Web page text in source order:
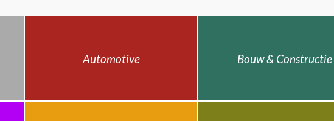
Automotive Bouw & Constructie